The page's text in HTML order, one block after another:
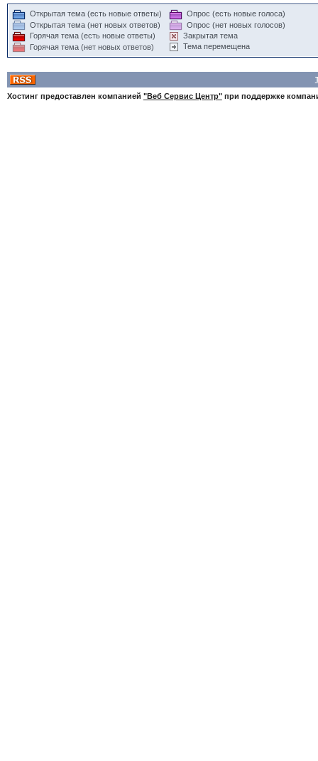
Открытая тема (есть новые ответы)
Открытая тема (нет новых ответов)
Горячая тема (есть новые ответы)
Горячая тема (нет новых ответов)
Опрос (есть новые голоса)
Опрос (нет новых голосов)
Закрытая тема
Тема перемещена
Хостинг предоставлен компанией "Веб Сервис Центр"при поддержке